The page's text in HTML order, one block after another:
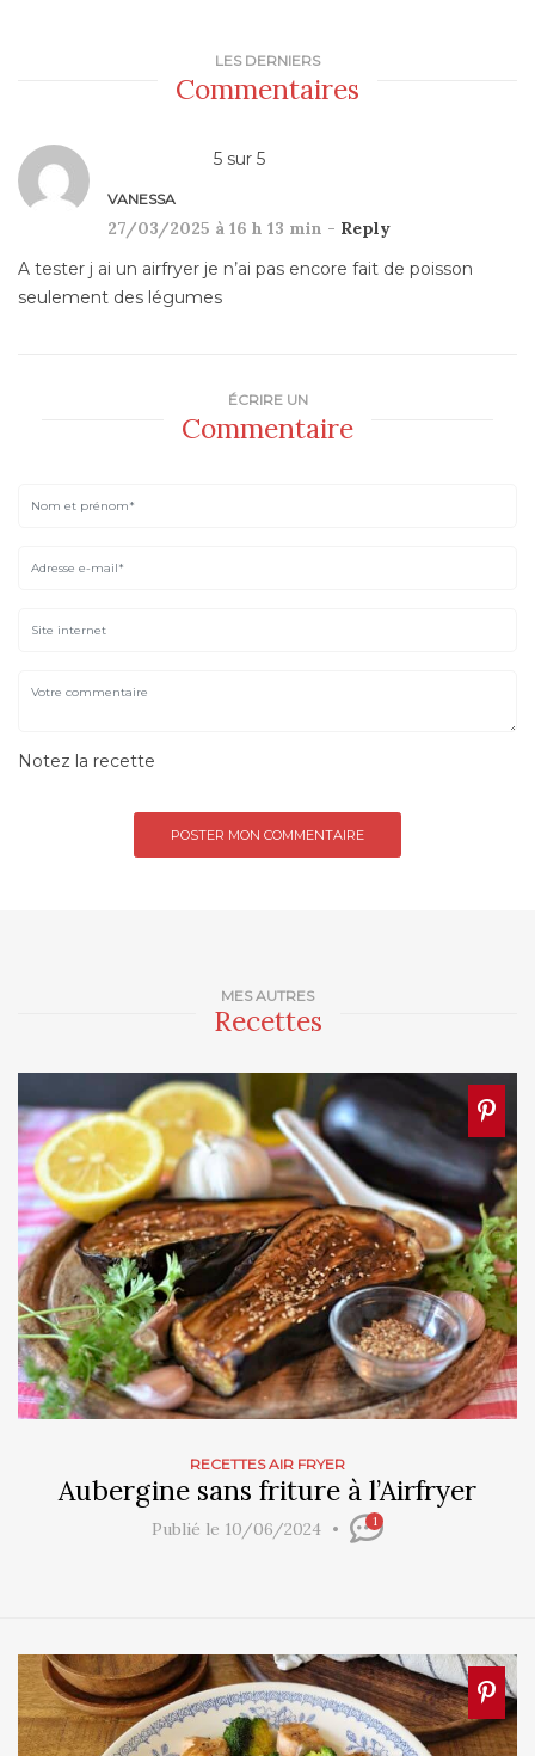
MES AUTRES
Recettes
RECETTES AIR FRYER
Aubergine sans friture à l’Airfryer
Publié le 10/06/2024 1
LES DERNIERS
Commentaires
5 sur 5
VANESSA
27/03/2025 à 16 h 13 min - Reply
A tester j ai un airfryer je n’ai pas encore fait de poisson
seulement des légumes
ÉCRIRE UN
Commentaire
Notez la recette